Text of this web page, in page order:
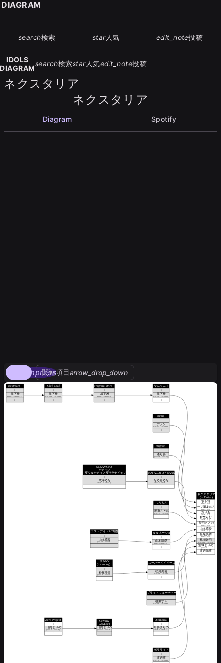
search検索 star人気 edit_note投稿
IDOLS
DIAGRAM
search検索star人気edit_note投稿
ネクスタリア
ネクスタリア
Diagram Spotify
compress
関連項目arrow_drop_down